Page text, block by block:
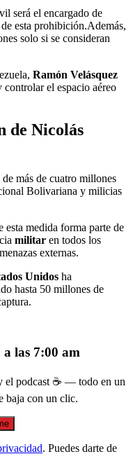
será el encargado de
esta prohibición.Además,
solo si se consideran
Ramón Velásquez
el espacio aéreo
de Nicolás
más de cuatro millones
Bolivariana y milicias
esta medida forma parte de
militar en todos los
externas.
Unidos ha
hasta 50 millones de
a las 7:00 am
el podcast ☕ — todo en un
baja con un clic.
. Puedes darte de